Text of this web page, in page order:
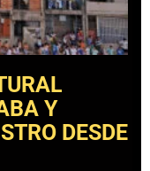
Y
DESDE